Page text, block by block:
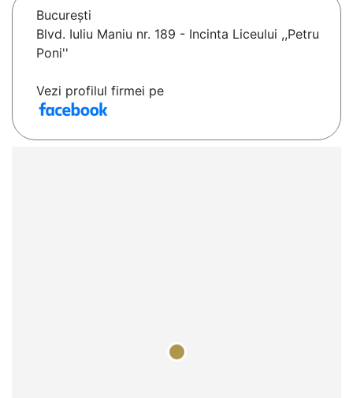
Bucureşti
Blvd. Iuliu Maniu nr. 189 - Incinta Liceului ,,Petru
Poni''
Vezi profilul firmei pe